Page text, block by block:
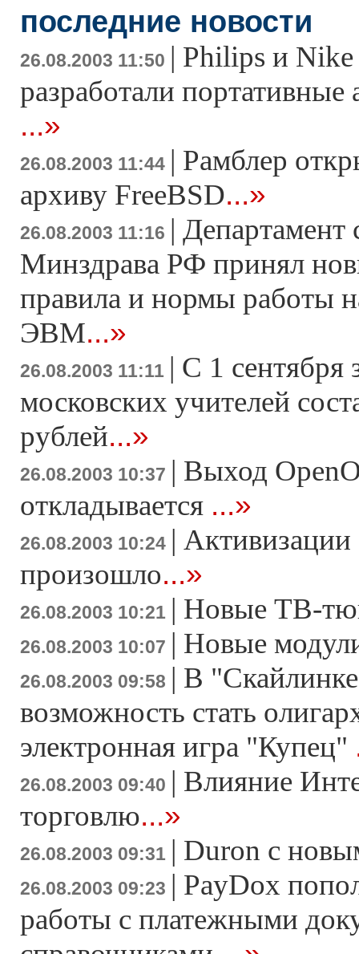
последние новости
26.08.2003 11:50 | Philips и Nike
разработали портативные
...»
26.08.2003 11:44 | Рамблер
архиву FreeBSD...»
26.08.2003 11:16 | Департамент
Минздрава РФ принял
правила и нормы работы
ЭВМ...»
26.08.2003 11:11 | С 1 сентября
московских учителей
рублей...»
26.08.2003 10:37 | Выход
откладывается ...»
26.08.2003 10:24 |
произошло...»
26.08.2003 10:21 | Новые ТВ-
26.08.2003 10:07 | Новые
26.08.2003 09:58 | В
возможность стать
электронная игра "Купец"
26.08.2003 09:40 | Влияние
торговлю...»
26.08.2003 09:31 | Duron с
26.08.2003 09:23 | PayDox
работы с платежными